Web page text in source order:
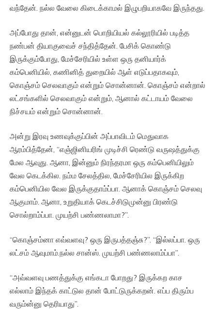
வந்தேன். நல்ல வேலை கிடைக்காமல் இழுபறியாகவே இருந்தது.
அப்போது தான், என்னுடன் பொறியியல் கல்லூரியில் படித்த
நண்பன் தியாகுவைச் சந்தித்தேன். பேசிக் கொண்டு
இருக்கும்போது, மேச்சேரியில் உள்ள ஒரு தனியார்க்
கம்பெனியில், கணினித் துறையில் ஆள் எடுப்பதாகவும்,
கொஞ்சம் செலவாகும் என்றும் சொன்னான். கொஞ்சம் என்றால்
லட்சங்களில் செலவாகும் என்றும், ஆனால் கட்டாயம் வேலை
நிச்சயம் என்றும் சொன்னான்.
அன்று இரவு உணவுக்குப்பின் அப்பாவிடம் மெதுவாக
ஆரம்பித்தேன், “எஞ்ஜினியரிங் முடிச்சி ரெண்டு வருஷத்துக்கு
மேல ஆவுது. ஆனா, இன்னும் நிரந்தரமா ஒரு கம்பெனியிலும்
வேல கெடக்கில. நம்ம சேலத்தில, மேச்சேரியில இருக்கிற
கம்பெனியில வேல இருக்குதாம்ப்பா. ஆனாக் கொஞ்சம் செலவு
ஆகுமாம். ஆனா, உறுதியாக் கெடச்சிடுமுன்னு பிரண்டு
சொல்றாம்ப்பா. முயற்சி பண்ணலாமா?”.
“கொஞ்சம்னா எவ்வளவு? ஒரு இருபத்தஞ்சு?”. “இல்லப்பா. ஒரு
லட்சம் ஆவுமாம்.நல்ல சான்ஸ். முயற்சி பண்ணலாம்ப்பா”.
“அவ்வளவு பணத்துக்கு எங்கடா போறது? இருக்கற காச
எல்லாம் இந்தக் காட்டுல தான் போட்டுருக்கறன். எப்ப திரும்ப
வரும்ன்னு தெரியாது”.